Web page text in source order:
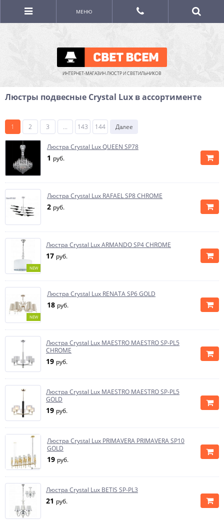
ИНТЕРНЕТ-МАГАЗИН ЛЮСТР И СВЕТИЛЬНИКОВ
МЕНЮ
Люстры подвесные Crystal Lux в ассортименте
1 2 3 ... 143 144 Далее
Люстра Crystal Lux QUEEN SP78
1 руб.
Люстра Crystal Lux RAFAEL SP8 CHROME
2 руб.
NEW
Люстра Crystal Lux ARMANDO SP4 CHROME
17 руб.
NEW
Люстра Crystal Lux RENATA SP6 GOLD
18 руб.
Люстра Crystal Lux MAESTRO MAESTRO SP-PL5
CHROME
19 руб.
Люстра Crystal Lux MAESTRO MAESTRO SP-PL5
GOLD
19 руб.
Люстра Crystal Lux PRIMAVERA PRIMAVERA SP10
GOLD
19 руб.
Люстра Crystal Lux BETIS SP-PL3
21 руб.